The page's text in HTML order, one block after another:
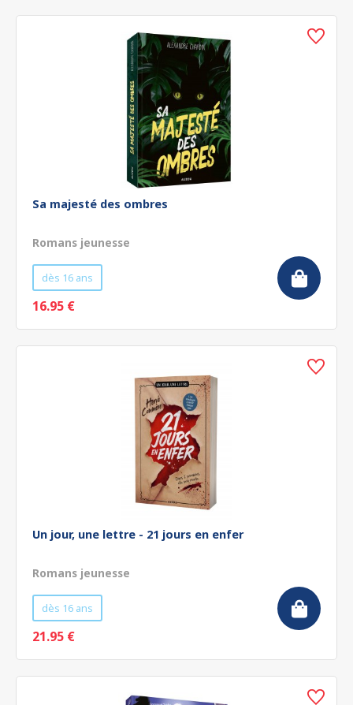
Sa majesté des ombres
Romans jeunesse
dès 16 ans
16.95 €
Un jour, une lettre - 21 jours en enfer
Romans jeunesse
dès 16 ans
21.95 €